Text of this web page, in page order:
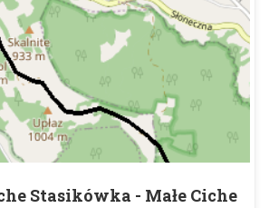
Stasikówka - Małe Ciche